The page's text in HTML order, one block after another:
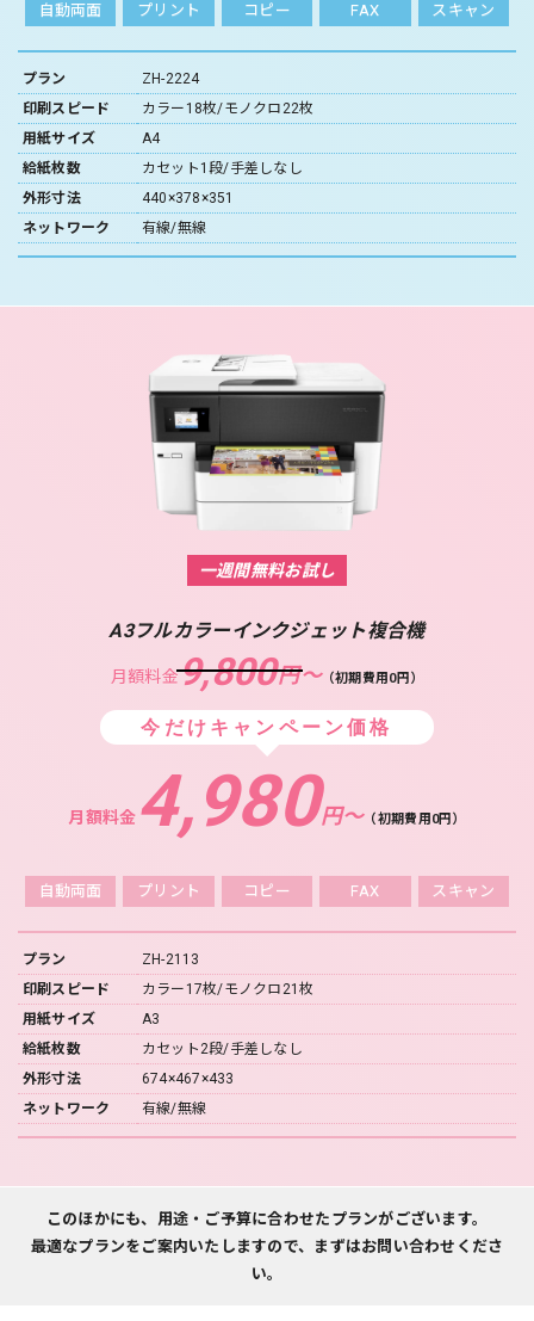
自動両面 プリント コピー FAX スキャン
プラン
ZH-2224
印刷スピード
カラー18枚/モノクロ22枚
用紙サイズ
A4
給紙枚数
カセット1段/手差しなし
外形寸法
440×378×351
ネットワーク
有線/無線
一週間無料お試し
A3フルカラーインクジェット複合機
月額料金9,800円〜（初期費用0円）
今だけキャンペーン価格
月額料金 4,980円〜（初期費用0円）
自動両面 プリント コピー FAX スキャン
プラン
ZH-2113
印刷スピード
カラー17枚/モノクロ21枚
用紙サイズ
A3
給紙枚数
カセット2段/手差しなし
外形寸法
674×467×433
ネットワーク
有線/無線
このほかにも、用途・ご予算に合わせたプランがございます。
最適なプランをご案内いたしますので、まずはお問い合わせくださ
い。